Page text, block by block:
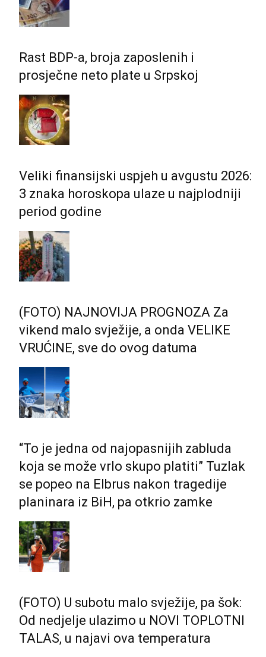
Rast BDP-a, broja zaposlenih i
prosječne neto plate u Srpskoj
Veliki finansijski uspjeh u avgustu 2026:
3 znaka horoskopa ulaze u najplodniji
period godine
(FOTO) NAJNOVIJA PROGNOZA Za
vikend malo svježije, a onda VELIKE
VRUĆINE, sve do ovog datuma
“To je jedna od najopasnijih zabluda
koja se može vrlo skupo platiti” Tuzlak
se popeo na Elbrus nakon tragedije
planinara iz BiH, pa otkrio zamke
(FOTO) U subotu malo svježije, pa šok:
Od nedjelje ulazimo u NOVI TOPLOTNI
TALAS, u najavi ova temperatura